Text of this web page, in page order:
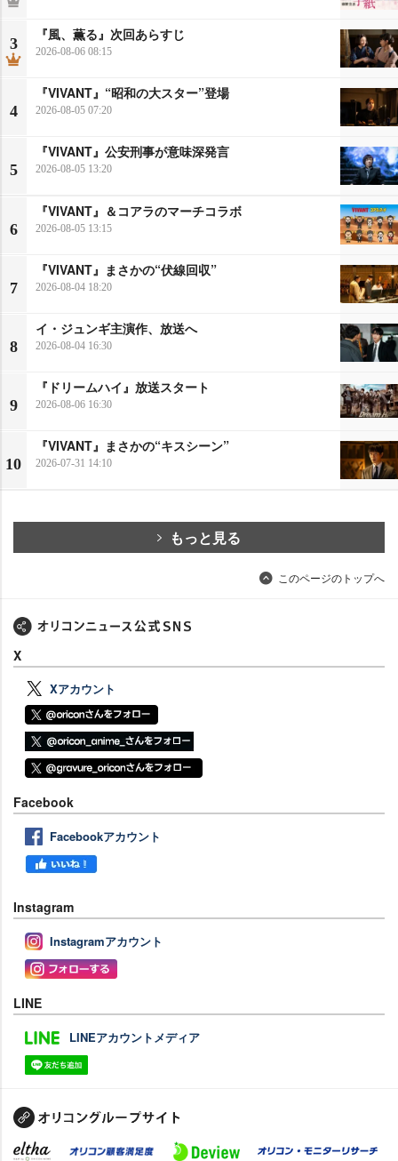
3
『風、薫る』次回あらすじ
2026-08-06 08:15
4
『VIVANT』“昭和の大スター”登場
2026-08-05 07:20
5
『VIVANT』公安刑事が意味深発言
2026-08-05 13:20
6
『VIVANT』＆コアラのマーチコラボ
2026-08-05 13:15
7
『VIVANT』まさかの“伏線回収”
2026-08-04 18:20
8
イ・ジュンギ主演作、放送へ
2026-08-04 16:30
9
『ドリームハイ』放送スタート
2026-08-06 16:30
10
『VIVANT』まさかの“キスシーン”
2026-07-31 14:10
もっと見る
このページのトップへ
X
Xアカウント
Facebook
Facebookアカウント
Instagram
Instagramアカウント
LINE
LINEアカウントメディア